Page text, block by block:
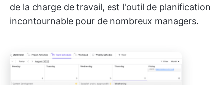
de la charge de travail, est l'outil de planification
incontournable pour de nombreux managers.